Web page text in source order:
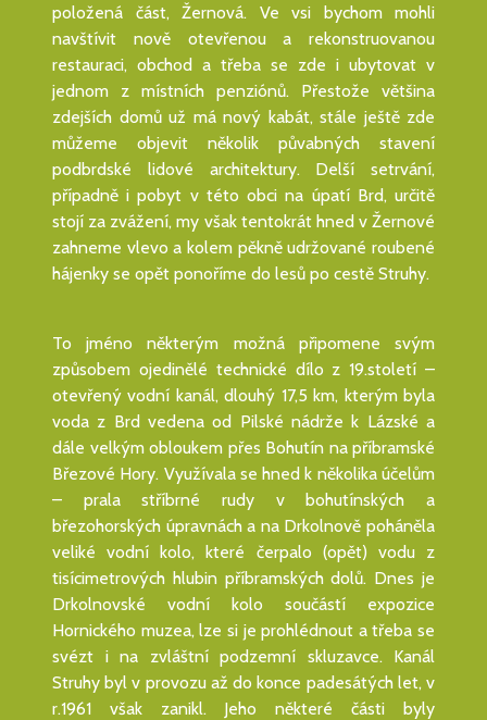
položená část, Žernová. Ve vsi bychom mohli
navštívit nově otevřenou a rekonstruovanou
restauraci, obchod a třeba se zde i ubytovat v
jednom z místních penziónů. Přestože většina
zdejších domů už má nový kabát, stále ještě zde
můžeme objevit několik půvabných stavení
podbrdské lidové architektury. Delší setrvání,
případně i pobyt v této obci na úpatí Brd, určitě
stojí za zvážení, my však tentokrát hned v Žernové
zahneme vlevo a kolem pěkně udržované roubené
hájenky se opět ponoříme do lesů po cestě Struhy.
To jméno některým možná připomene svým
způsobem ojedinělé technické dílo z 19.století –
otevřený vodní kanál, dlouhý 17,5 km, kterým byla
voda z Brd vedena od Pilské nádrže k Lázské a
dále velkým obloukem přes Bohutín na příbramské
Březové Hory. Využívala se hned k několika účelům
– prala stříbrné rudy v bohutínských a
březohorských úpravnách a na Drkolnově poháněla
veliké vodní kolo, které čerpalo (opět) vodu z
tisícimetrových hlubin příbramských dolů. Dnes je
Drkolnovské vodní kolo součástí expozice
Hornického muzea, lze si je prohlédnout a třeba se
svézt i na zvláštní podzemní skluzavce. Kanál
Struhy byl v provozu až do konce padesátých let, v
r.1961 však zanikl. Jeho některé části byly